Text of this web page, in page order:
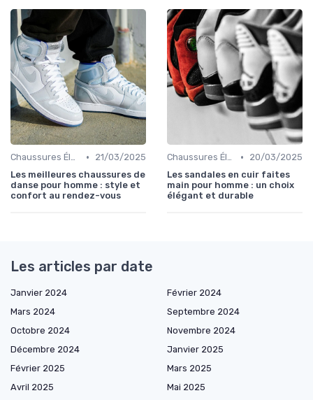
Chaussures Élégantes et de Cérémonie •
21/03/2025
Les meilleures chaussures de
danse pour homme : style et
confort au rendez-vous
Chaussures Élégantes et de Cérémonie •
20/03/2025
Les sandales en cuir faites
main pour homme : un choix
élégant et durable
Les articles par date
Janvier 2024
Février 2024
Mars 2024
Septembre 2024
Octobre 2024
Novembre 2024
Décembre 2024
Janvier 2025
Février 2025
Mars 2025
Avril 2025
Mai 2025